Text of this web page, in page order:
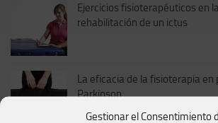
Gestionar el Consentimiento
Ejercicios fisioterapéuticos en
rehabilitación de un ictus
La eficacia de la fisioterapia en
Parkinson